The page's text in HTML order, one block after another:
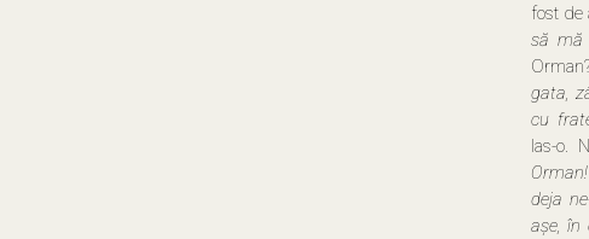
fost de
să mă
gata,
cu
las-o.
deja
așe, în